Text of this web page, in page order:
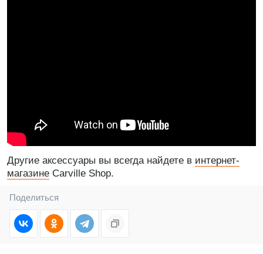
Другие аксессуары вы всегда найдете в интернет-
магазине Carville Shop.
Поделиться